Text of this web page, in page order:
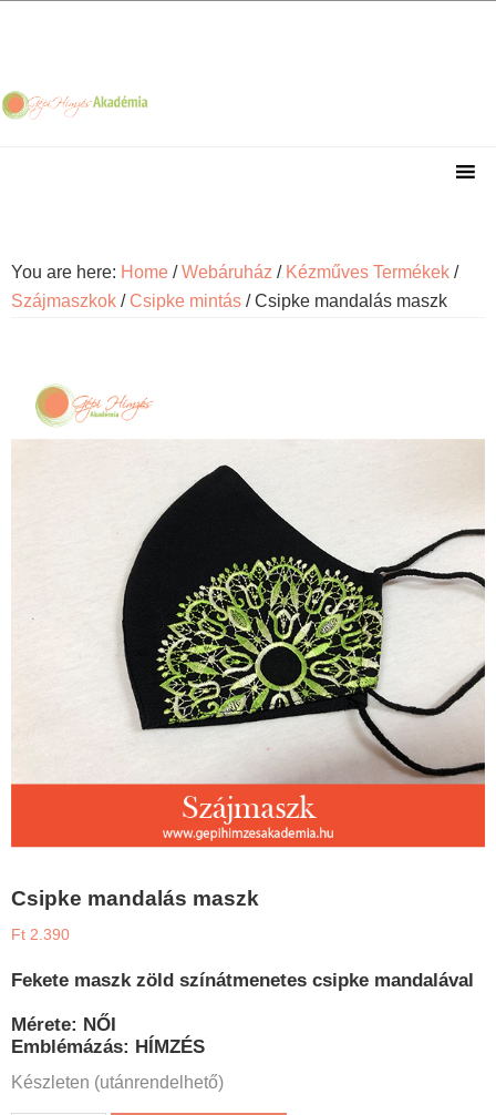
navigation
content
sidebar
You are here: Home / Webáruház / Kézműves Termékek /
Szájmaszkok / Csipke mintás / Csipke mandalás maszk
Csipke mandalás maszk
Ft 2.390
Fekete maszk zöld színátmenetes csipke mandalával
Mérete: NŐI
Emblémázás: HÍMZÉS
Készleten (utánrendelhető)